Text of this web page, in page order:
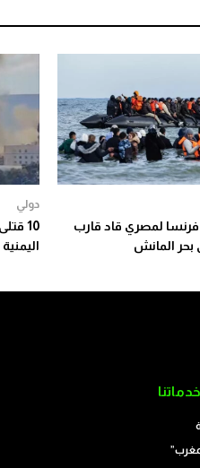
لمصري قاد قارب
المانش
دولي
10